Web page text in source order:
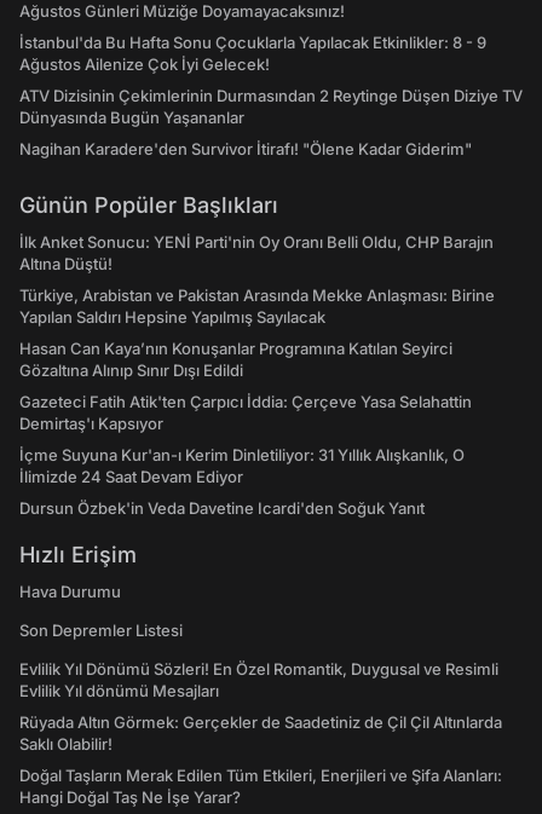
Ağustos Günleri Müziğe Doyamayacaksınız!
İstanbul'da Bu Hafta Sonu Çocuklarla Yapılacak Etkinlikler: 8 - 9
Ağustos Ailenize Çok İyi Gelecek!
ATV Dizisinin Çekimlerinin Durmasından 2 Reytinge Düşen Diziye TV
Dünyasında Bugün Yaşananlar
Nagihan Karadere'den Survivor İtirafı! "Ölene Kadar Giderim"
Günün Popüler Başlıkları
İlk Anket Sonucu: YENİ Parti'nin Oy Oranı Belli Oldu, CHP Barajın
Altına Düştü!
Türkiye, Arabistan ve Pakistan Arasında Mekke Anlaşması: Birine
Yapılan Saldırı Hepsine Yapılmış Sayılacak
Hasan Can Kaya’nın Konuşanlar Programına Katılan Seyirci
Gözaltına Alınıp Sınır Dışı Edildi
Gazeteci Fatih Atik'ten Çarpıcı İddia: Çerçeve Yasa Selahattin
Demirtaş'ı Kapsıyor
İçme Suyuna Kur'an-ı Kerim Dinletiliyor: 31 Yıllık Alışkanlık, O
İlimizde 24 Saat Devam Ediyor
Dursun Özbek'in Veda Davetine Icardi'den Soğuk Yanıt
Hızlı Erişim
Hava Durumu
Son Depremler Listesi
Evlilik Yıl Dönümü Sözleri! En Özel Romantik, Duygusal ve Resimli
Evlilik Yıl dönümü Mesajları
Rüyada Altın Görmek: Gerçekler de Saadetiniz de Çil Çil Altınlarda
Saklı Olabilir!
Doğal Taşların Merak Edilen Tüm Etkileri, Enerjileri ve Şifa Alanları:
Hangi Doğal Taş Ne İşe Yarar?